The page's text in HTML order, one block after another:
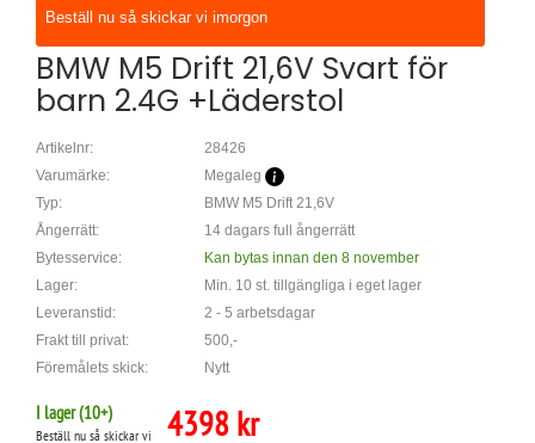
Beställ nu så skickar vi imorgon
BMW M5 Drift 21,6V Svart för
barn 2.4G +Läderstol
Artikelnr:
28426
Varumärke:
Megaleg
Typ:
BMW M5 Drift 21,6V
Ångerrätt:
14 dagars full ångerrätt
Bytesservice:
Kan bytas innan den 8 november
Lager:
Min. 10 st. tillgängliga i eget lager
Leveranstid:
2 - 5 arbetsdagar
Frakt till privat:
500,-
Föremålets skick:
Nytt
I lager (10+)
Beställ nu så skickar vi
4398 kr